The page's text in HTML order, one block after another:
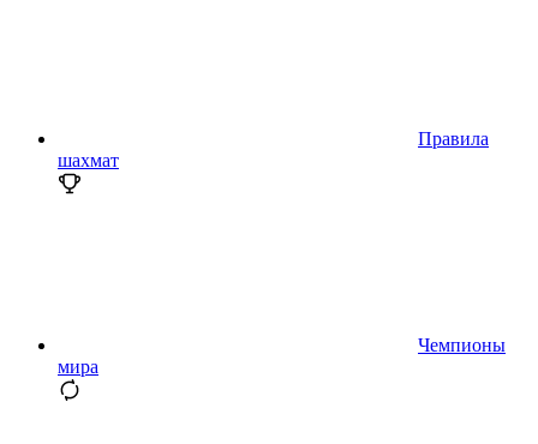
Правила
шахмат
Чемпионы
мира